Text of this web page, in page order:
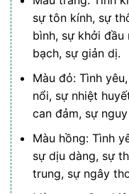
sự tôn kính, sự
bình, sự khởi đầu
bạch, sự giản dị.
Màu đỏ: Tình
nổi, sự nhiệt
can đảm, sự
Màu hồng: Tình
sự dịu dàng, sự
trung, sự ngây